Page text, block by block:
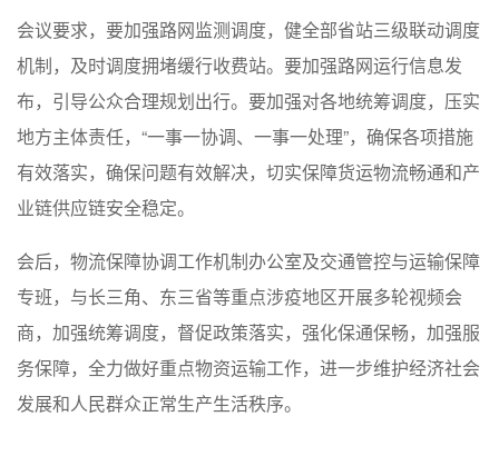
会议要求，要加强路网监测调度，健全部省站三级联动调度
机制，及时调度拥堵缓行收费站。要加强路网运行信息发
布，引导公众合理规划出行。要加强对各地统筹调度，压实
地方主体责任，“一事一协调、一事一处理”，确保各项措施
有效落实，确保问题有效解决，切实保障货运物流畅通和产
业链供应链安全稳定。
会后，物流保障协调工作机制办公室及交通管控与运输保障
专班，与长三角、东三省等重点涉疫地区开展多轮视频会
商，加强统筹调度，督促政策落实，强化保通保畅，加强服
务保障，全力做好重点物资运输工作，进一步维护经济社会
发展和人民群众正常生产生活秩序。